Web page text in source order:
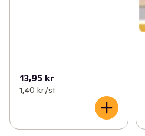
13,95 kr
1,40 kr /st